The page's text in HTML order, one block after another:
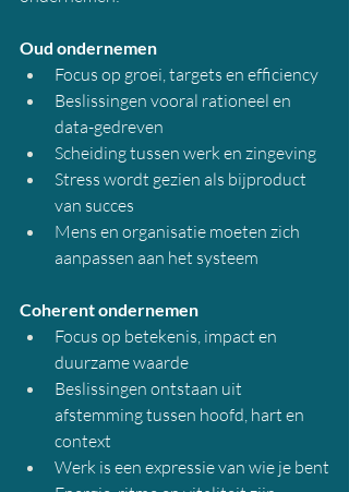
Oud ondernemen
Focus op groei, targets en efficiency
Beslissingen vooral rationeel en
data-gedreven
Scheiding tussen werk en zingeving
Stress wordt gezien als bijproduct
van succes
Mens en organisatie moeten zich
aanpassen aan het systeem
Coherent ondernemen
Focus op betekenis, impact en
duurzame waarde
Beslissingen ontstaan uit
afstemming tussen hoofd, hart en
context
Werk is een expressie van wie je bent